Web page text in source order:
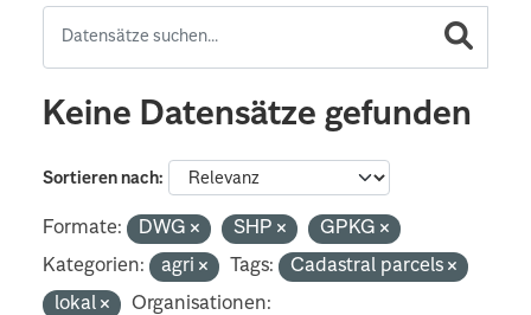
Keine Datensätze gefunden
Sortieren nach
Formate: DWG SHP
GPKG
Kategorien:
agri Tags:
Cadastral parcels
lokal
Organisationen: